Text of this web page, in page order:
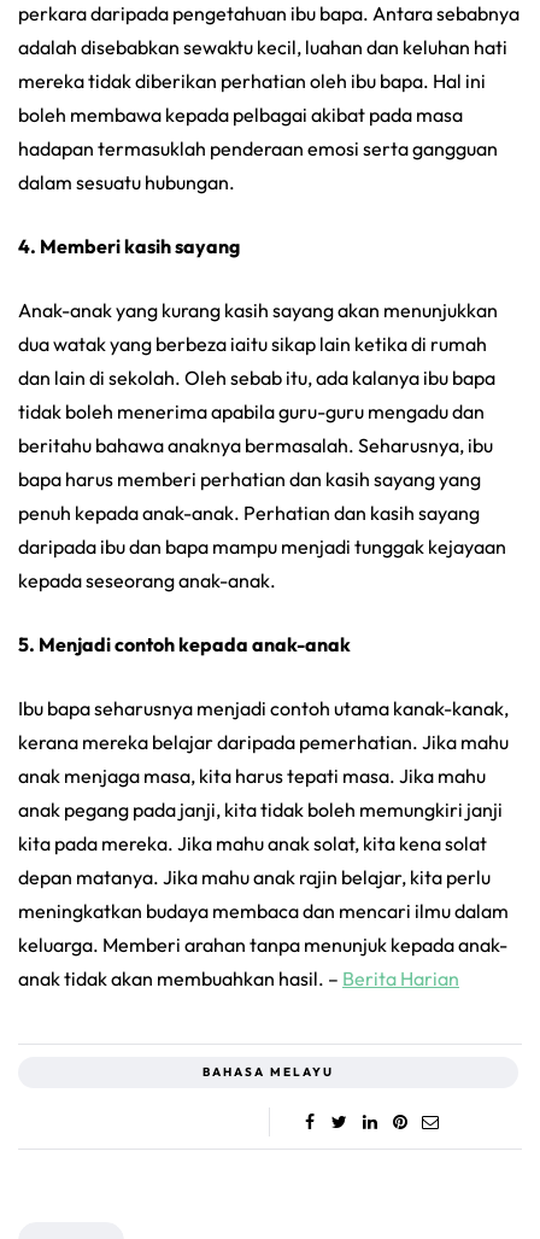
perkara daripada pengetahuan ibu bapa. Antara sebabnya
adalah disebabkan sewaktu kecil, luahan dan keluhan hati
mereka tidak diberikan perhatian oleh ibu bapa. Hal ini
boleh membawa kepada pelbagai akibat pada masa
hadapan termasuklah penderaan emosi serta gangguan
dalam sesuatu hubungan.
4. Memberi kasih sayang
Anak-anak yang kurang kasih sayang akan menunjukkan
dua watak yang berbeza iaitu sikap lain ketika di rumah
dan lain di sekolah. Oleh sebab itu, ada kalanya ibu bapa
tidak boleh menerima apabila guru-guru mengadu dan
beritahu bahawa anaknya bermasalah. Seharusnya, ibu
bapa harus memberi perhatian dan kasih sayang yang
penuh kepada anak-anak. Perhatian dan kasih sayang
daripada ibu dan bapa mampu menjadi tunggak kejayaan
kepada seseorang anak-anak.
5. Menjadi contoh kepada anak-anak
Ibu bapa seharusnya menjadi contoh utama kanak-kanak,
kerana mereka belajar daripada pemerhatian. Jika mahu
anak menjaga masa, kita harus tepati masa. Jika mahu
anak pegang pada janji, kita tidak boleh memungkiri janji
kita pada mereka. Jika mahu anak solat, kita kena solat
depan matanya. Jika mahu anak rajin belajar, kita perlu
meningkatkan budaya membaca dan mencari ilmu dalam
keluarga. Memberi arahan tanpa menunjuk kepada anak-
anak tidak akan membuahkan hasil. – Berita Harian
BAHASA MELAYU